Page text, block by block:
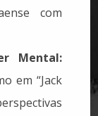
com
Mental:
em “Jack